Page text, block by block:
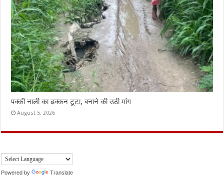
पक्की नाली का ढक्कन टूटा, बनाने की उठी मांग
August 5, 2026
Powered by Translate